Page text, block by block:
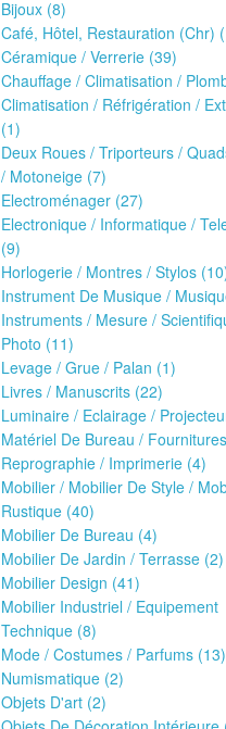
Bijoux (8)
Café, Hôtel, Restauration (Chr)
Céramique / Verrerie (39)
Chauffage / Climatisation /
Climatisation / Réfrigération /
(1)
Deux Roues / Triporteurs /
/ Motoneige (7)
Electroménager (27)
Electronique / Informatique /
(9)
Horlogerie / Montres / Stylos
Instrument De Musique /
Instruments / Mesure /
Photo (11)
Levage / Grue / Palan (1)
Livres / Manuscrits (22)
Luminaire / Eclairage /
Matériel De Bureau /
Reprographie / Imprimerie (4)
Mobilier / Mobilier De Style /
Rustique (40)
Mobilier De Bureau (4)
Mobilier De Jardin / Terrasse (2)
Mobilier Design (41)
Mobilier Industriel / Equipement
Technique (8)
Mode / Costumes / Parfums (13)
Numismatique (2)
Objets D'art (2)